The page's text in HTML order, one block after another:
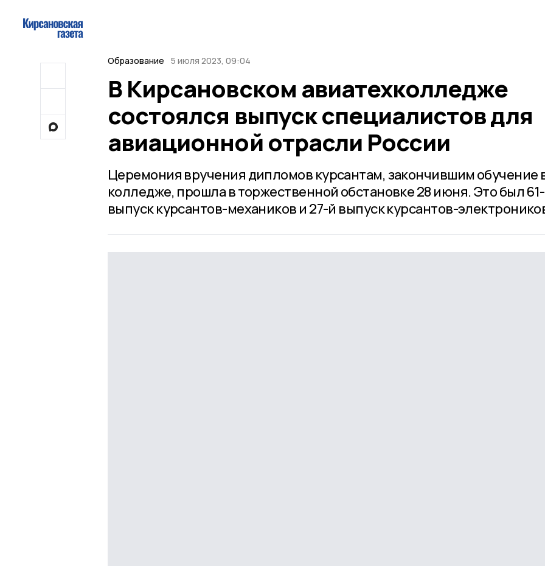
Образование 5 июля 2023, 09:04
В Кирсановском авиатехколледже
состоялся выпуск специалистов для
авиационной отрасли России
Церемония вручения дипломов курсантам, закончившим обучение
колледже, прошла в торжественной обстановке 28 июня. Это был
выпуск курсантов-механиков и 27-й выпуск курсантов-